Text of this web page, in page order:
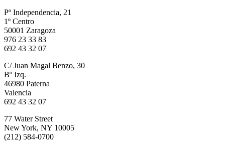
Pº Independencia, 21
1º Centro
50001 Zaragoza
976 23 33 83
692 43 32 07
C/ Juan Magal Benzo, 30
Bº Izq.
46980 Paterna
Valencia
692 43 32 07
77 Water Street
New York, NY 10005
(212) 584-0700